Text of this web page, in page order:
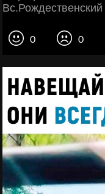
Вс.Рождественский
0 0